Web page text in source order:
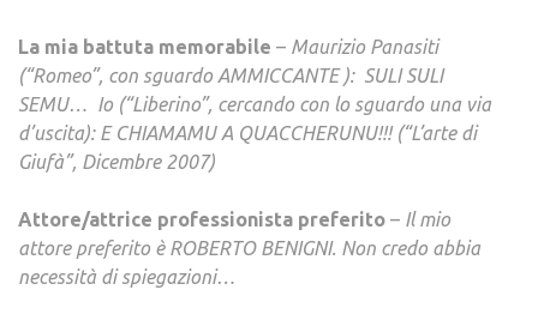
La mia battuta memorabile – Maurizio Panasiti
(“Romeo”, con sguardo AMMICCANTE ): SULI SULI
SEMU… Io (“Liberino”, cercando con lo sguardo una via
d’uscita): E CHIAMAMU A QUACCHERUNU!!! (“L’arte di
Giufà”, Dicembre 2007)
Attore/attrice professionista preferito – Il mio
attore preferito è ROBERTO BENIGNI. Non credo abbia
necessità di spiegazioni…